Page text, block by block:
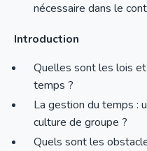
nécessaire dans le
Introduction
Quelles sont les lois
temps ?
La gestion du temps :
culture de groupe ?
Quels sont les